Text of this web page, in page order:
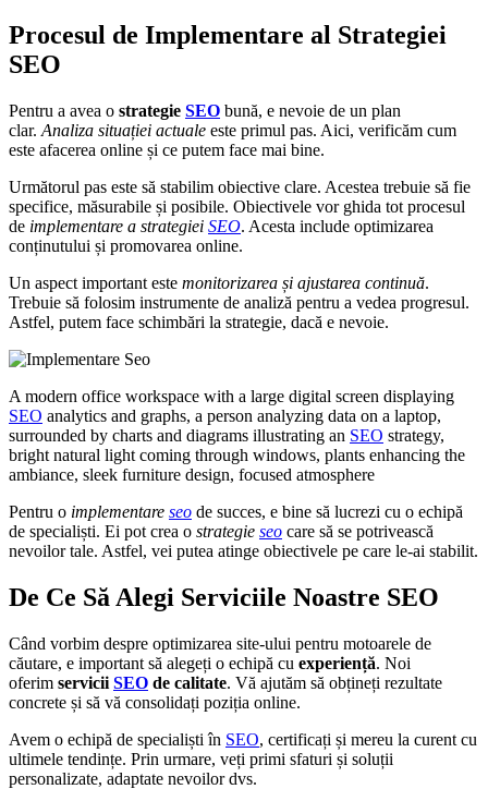
Procesul de Implementare al Strategiei
SEO
Pentru a avea o strategie SEO bună, e nevoie de un plan
clar. Analiza situației actuale este primul pas. Aici, verificăm cum
este afacerea online și ce putem face mai bine.
Următorul pas este să stabilim obiective clare. Acestea trebuie să fie
specifice, măsurabile și posibile. Obiectivele vor ghida tot procesul
de implementare a strategiei SEO. Acesta include optimizarea
conținutului și promovarea online.
Un aspect important este monitorizarea și ajustarea continuă.
Trebuie să folosim instrumente de analiză pentru a vedea progresul.
Astfel, putem face schimbări la strategie, dacă e nevoie.
A modern office workspace with a large digital screen displaying
SEO analytics and graphs, a person analyzing data on a laptop,
surrounded by charts and diagrams illustrating an SEO strategy,
bright natural light coming through windows, plants enhancing the
ambiance, sleek furniture design, focused atmosphere
Pentru o implementare seo de succes, e bine să lucrezi cu o echipă
de specialiști. Ei pot crea o strategie seo care să se potrivească
nevoilor tale. Astfel, vei putea atinge obiectivele pe care le-ai stabilit.
De Ce Să Alegi Serviciile Noastre SEO
Când vorbim despre optimizarea site-ului pentru motoarele de
căutare, e important să alegeți o echipă cu experiență. Noi
oferim servicii SEO de calitate. Vă ajutăm să obțineți rezultate
concrete și să vă consolidați poziția online.
Avem o echipă de specialiști în SEO, certificați și mereu la curent cu
ultimele tendințe. Prin urmare, veți primi sfaturi și soluții
personalizate, adaptate nevoilor dvs.